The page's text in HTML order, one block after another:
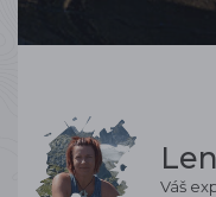
Váš